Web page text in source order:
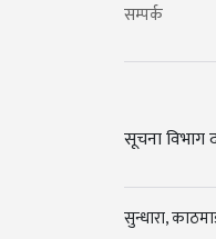
सम्पर्क
सूचना विभाग
सुन्धारा,